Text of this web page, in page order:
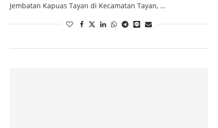
Jembatan Kapuas Tayan di Kecamatan Tayan, …